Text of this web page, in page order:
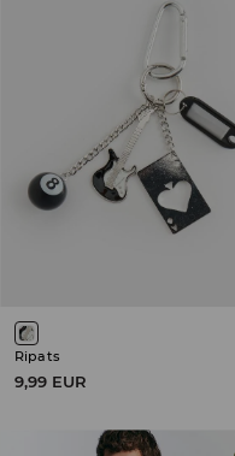
Ripats
9,99 EUR